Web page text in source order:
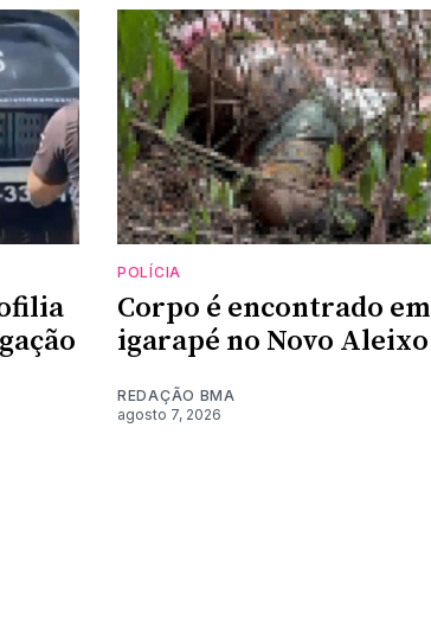
POLÍCIA
Corpo é encontrado em
igarapé no Novo Aleixo
REDAÇÃO BMA
agosto 7, 2026